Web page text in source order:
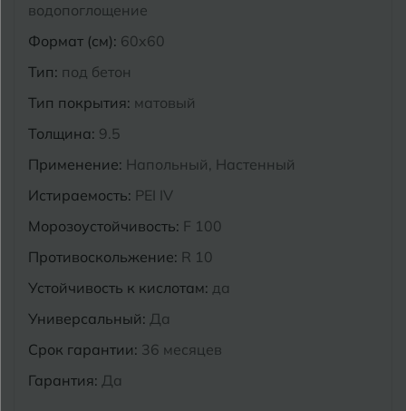
водопоглощение
Формат (см): 60x60
Тип: под бетон
Тип покрытия: матовый
Толщина: 9.5
Применение: Напольный, Настенный
Истираемость: PEI IV
Морозоустойчивость: F 100
Противоскольжение: R 10
Устойчивость к кислотам: да
Универсальный: Да
Срок гарантии: 36 месяцев
Гарантия: Да
Муром